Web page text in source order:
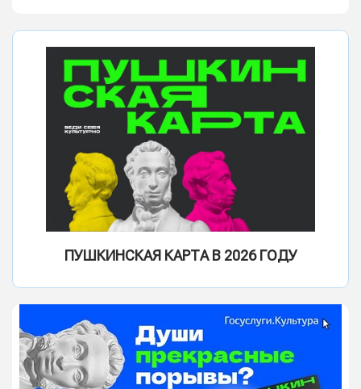
ПУШКИНСКАЯ КАРТА В 2026 ГОДУ